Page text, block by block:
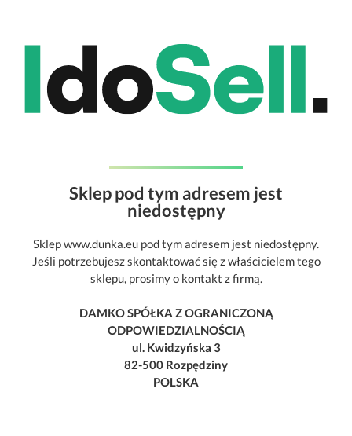
Sklep pod tym adresem jest
niedostępny
Sklep www.dunka.eu pod tym adresem jest niedostępny.
Jeśli potrzebujesz skontaktować się z właścicielem tego
sklepu, prosimy o kontakt z firmą.
DAMKO SPÓŁKA Z OGRANICZONĄ
ODPOWIEDZIALNOŚCIĄ
ul. Kwidzyńska 3
82-500 Rozpędziny
POLSKA